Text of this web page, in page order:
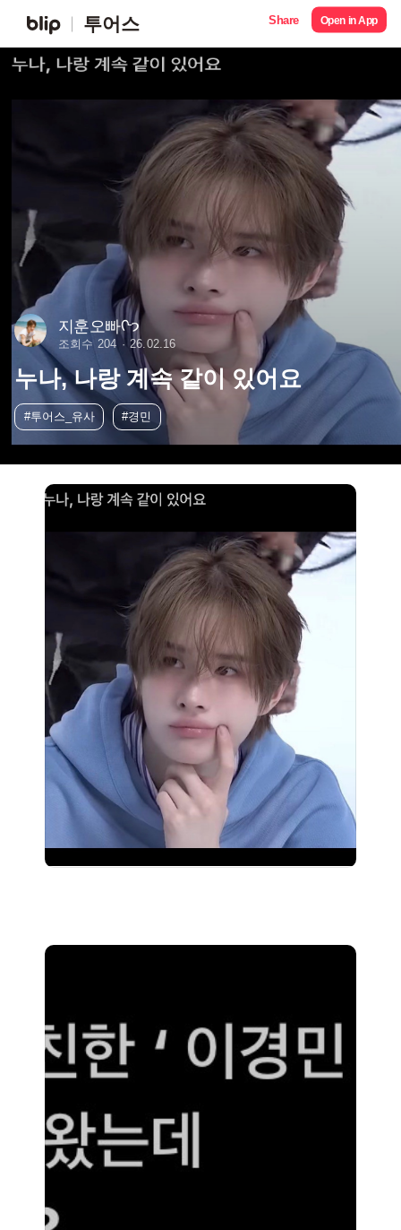
투어스 Share Open in App
지훈오빠ᢉ𐭩
조회수 204 26.02.16
누나, 나랑 계속 같이 있어요
#투어스_유사 #경민